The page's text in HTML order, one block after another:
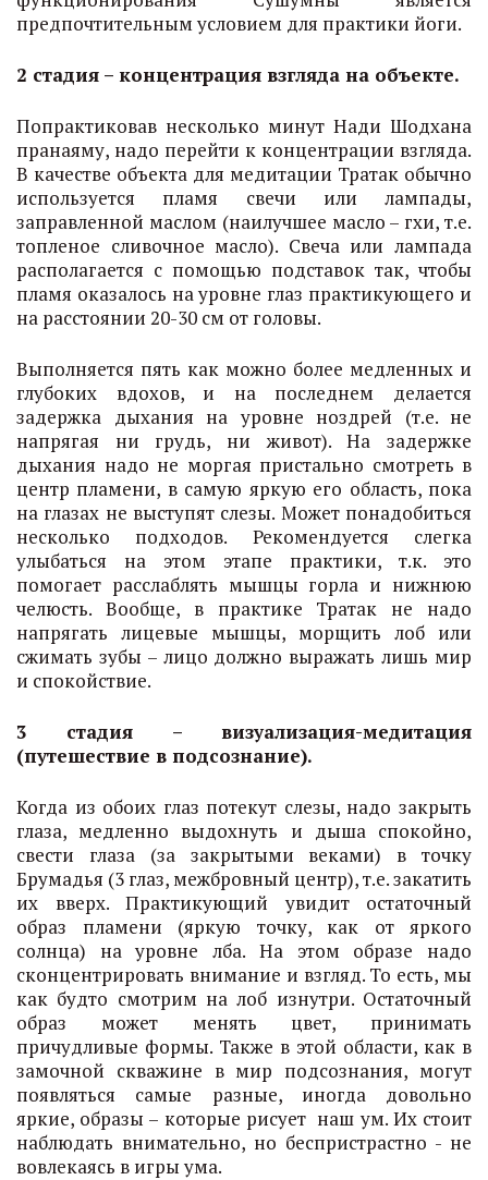
предпочтительным условием для практики йоги.
2 стадия – концентрация взгляда на объекте.
Попрактиковав несколько минут Нади Шодхана
пранаяму, надо перейти к концентрации взгляда.
В качестве объекта для медитации Тратак обычно
используется пламя свечи или лампады,
заправленной маслом (наилучшее масло – гхи, т.е.
топленое сливочное масло). Свеча или лампада
располагается с помощью подставок так, чтобы
пламя оказалось на уровне глаз практикующего и
на расстоянии 20-30 см от головы.
Выполняется пять как можно более медленных и
глубоких вдохов, и на последнем делается
задержка дыхания на уровне ноздрей (т.е. не
напрягая ни грудь, ни живот). На задержке
дыхания надо не моргая пристально смотреть в
центр пламени, в самую яркую его область, пока
на глазах не выступят слезы. Может понадобиться
несколько подходов. Рекомендуется слегка
улыбаться на этом этапе практики, т.к. это
помогает расслаблять мышцы горла и нижнюю
челюсть. Вообще, в практике Тратак не надо
напрягать лицевые мышцы, морщить лоб или
сжимать зубы – лицо должно выражать лишь мир
и спокойствие.
3 стадия – визуализация-медитация
(путешествие в подсознание).
Когда из обоих глаз потекут слезы, надо закрыть
глаза, медленно выдохнуть и дыша спокойно,
свести глаза (за закрытыми веками) в точку
Брумадья (3 глаз, межбровный центр), т.е. закатить
их вверх. Практикующий увидит остаточный
образ пламени (яркую точку, как от яркого
солнца) на уровне лба. На этом образе надо
сконцентрировать внимание и взгляд. То есть, мы
как будто смотрим на лоб изнутри. Остаточный
образ может менять цвет, принимать
причудливые формы. Также в этой области, как в
замочной скважине в мир подсознания, могут
появляться самые разные, иногда довольно
яркие, образы – которые рисует наш ум. Их стоит
наблюдать внимательно, но беспристрастно - не
вовлекаясь в игры ума.